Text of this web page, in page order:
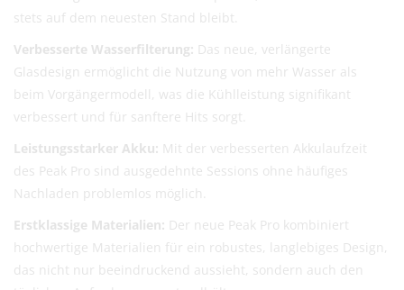
DHL (13,99 €) oder Deutsche Post International (6,90
€)
Kostenloser DHL-Versand ab 100 €
Lieferzeit: 2–6 Werktage
Preise exkl. MwSt.
Eventuelle Zölle & Gebühren trägt der Empfänger
Fragen? Schreib uns: info@herb-shuttles.de
Die genauen Versandkosten werden im Warenkorb berechnet.
stets auf dem neuesten Stand bleibt.
Verbesserte Wasserfilterung: Das neue, verlängerte
Glasdesign ermöglicht die Nutzung von mehr Wasser als
beim Vorgängermodell, was die Kühlleistung signifikant
verbessert und für sanftere Hits sorgt.
Leistungsstarker Akku: Mit der verbesserten Akkulaufzeit
des Peak Pro sind ausgedehnte Sessions ohne häufiges
Nachladen problemlos möglich.
Erstklassige Materialien: Der neue Peak Pro kombiniert
hochwertige Materialien für ein robustes, langlebiges Design,
das nicht nur beeindruckend aussieht, sondern auch den